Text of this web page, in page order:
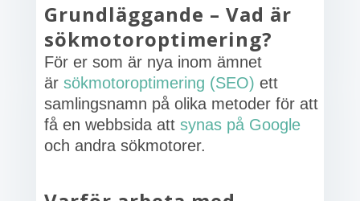
Grundläggande – Vad är
sökmotoroptimering?
För er som är nya inom ämnet
är sökmotoroptimering (SEO) ett
samlingsnamn på olika metoder för att
få en webbsida att synas på Google
och andra sökmotorer.